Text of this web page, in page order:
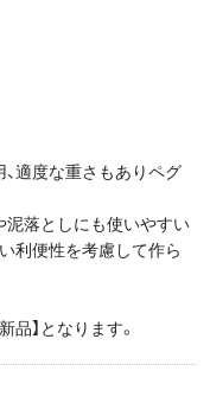
、適度な重さもありペグ
泥落としにも使いやすい
利便性を考慮して作ら
】となります。